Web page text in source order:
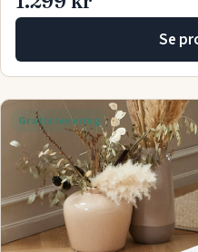
Se
Gratis levering